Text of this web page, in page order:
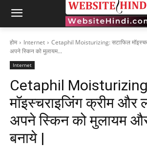
होम Internet
Cetaphil Moisturizing: सटाफिल
अपने स्किन को मुलायम...
Internet
Cetaphil
मॉइस्चराइजिंग क्रीम और
अपने स्किन को मुलायम
बनाये |